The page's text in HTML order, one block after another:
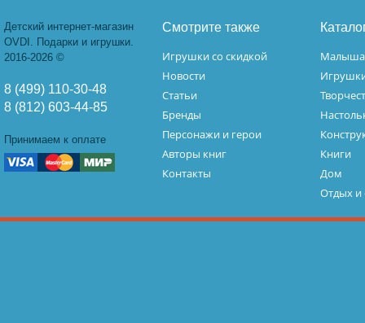
Детский интернет-магазин
OVDI. Подарки и игрушки.
2016-2026 ©
8 (499) 110-30-48
8 (812) 603-44-85
Принимаем к оплате
Смотрите также
Игрушки со скидкой
Новости
Статьи
Бренды
Персонажи и герои
Авторы книг
Контакты
Книги
Дом
Отдых и